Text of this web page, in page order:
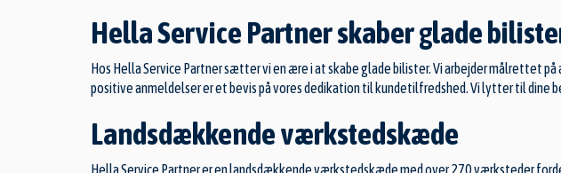
Hella Service Partner skaber glade
Hos Hella Service Partner sætter vi en ære i at skabe glade bilister. Vi arbejder målrettet
positive anmeldelser er et bevis på vores dedikation til kundetilfredshed. Vi lytter til dine
Landsdækkende værkstedskæde
Hella Service Partner er en landsdækkende værkstedskæde med over 270 værksteder